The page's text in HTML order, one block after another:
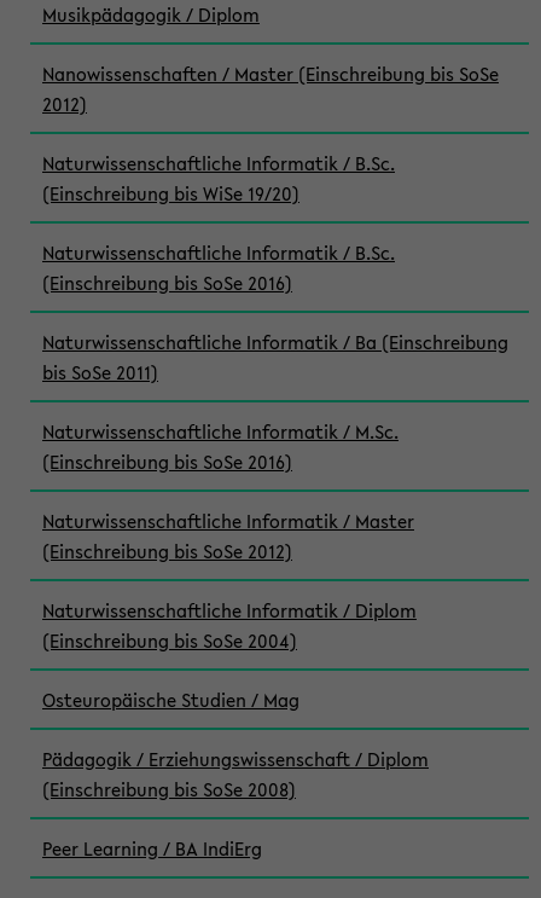
Musikpädagogik / Diplom
Nanowissenschaften / Master (Einschreibung bis SoSe
2012)
Naturwissenschaftliche Informatik / B.Sc.
(Einschreibung bis WiSe 19/20)
Naturwissenschaftliche Informatik / B.Sc.
(Einschreibung bis SoSe 2016)
Naturwissenschaftliche Informatik / Ba (Einschreibung
bis SoSe 2011)
Naturwissenschaftliche Informatik / M.Sc.
(Einschreibung bis SoSe 2016)
Naturwissenschaftliche Informatik / Master
(Einschreibung bis SoSe 2012)
Naturwissenschaftliche Informatik / Diplom
(Einschreibung bis SoSe 2004)
Osteuropäische Studien / Mag
Pädagogik / Erziehungswissenschaft / Diplom
(Einschreibung bis SoSe 2008)
Peer Learning / BA IndiErg